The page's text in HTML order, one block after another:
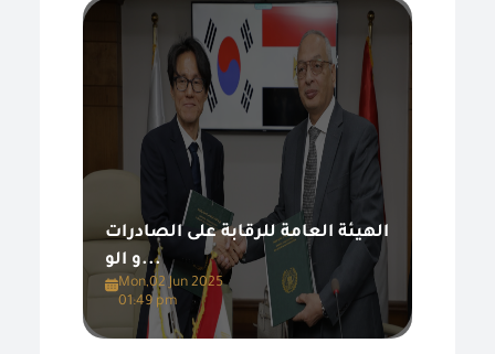
الهيئة العامة للرقابة على الصادرات
و الو...
Mon,02 Jun 2025
01:49 pm